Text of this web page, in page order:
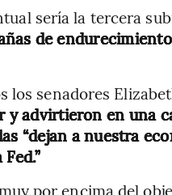
sería la tercera
de
los senadores
y advirtieron en una
“dejan a nuestra
por encima del